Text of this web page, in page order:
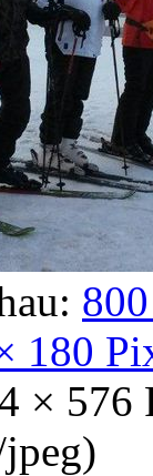
180
× 576
)